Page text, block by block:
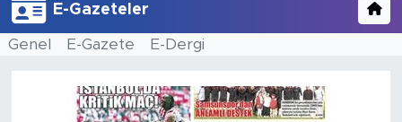
E-Gazeteler
Genel E-Gazete E-Dergi
Tüm Manşetler